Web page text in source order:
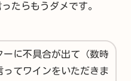
たらもうダメです。
ーに不具合が出て（数時
ってワインをいただきま